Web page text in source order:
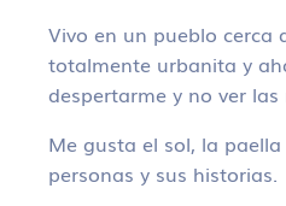
Vivo en un pueblo cerca
totalmente urbanita y
despertarme y no ver
Me gusta el sol, la
personas y sus historias.